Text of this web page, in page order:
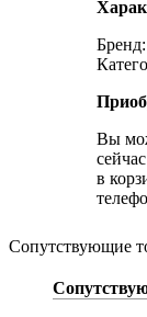
Вы
в
Сопутствующие